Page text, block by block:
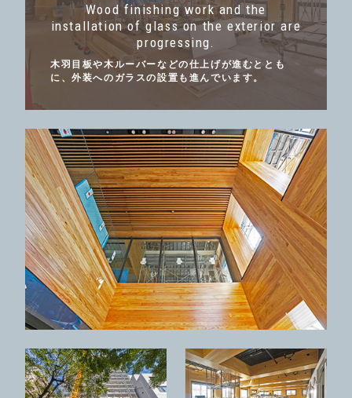
Wood finishing work and the
installation of glass on the exterior are
progressing.
木羽目板や木ルーバーなどの仕上げが進むととも
に、外装へのガラスの設置も進んでいます。